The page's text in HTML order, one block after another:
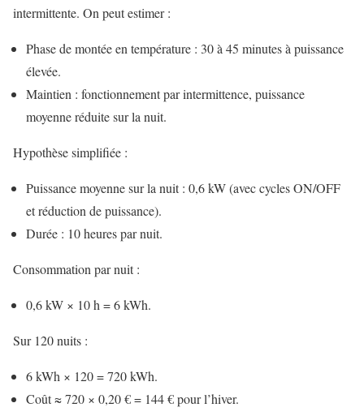
intermittente. On peut estimer :
Phase de montée en température : 30 à 45 minutes à puissance
élevée.
Maintien : fonctionnement par intermittence, puissance
moyenne réduite sur la nuit.
Hypothèse simplifiée :
Puissance moyenne sur la nuit : 0,6 kW (avec cycles ON/OFF
et réduction de puissance).
Durée : 10 heures par nuit.
Consommation par nuit :
0,6 kW × 10 h = 6 kWh.
Sur 120 nuits :
6 kWh × 120 = 720 kWh.
Coût ≈ 720 × 0,20 € = 144 € pour l’hiver.